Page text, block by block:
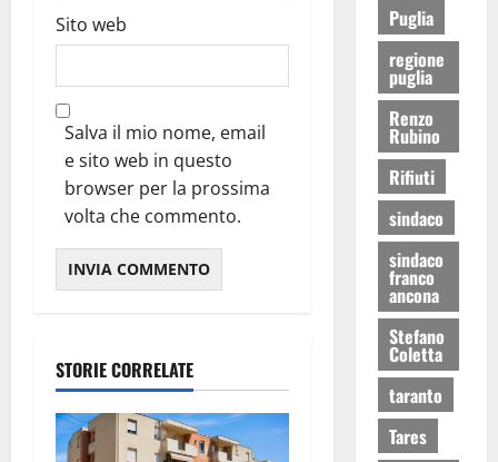
Sito web
Salva il mio nome, email
e sito web in questo
browser per la prossima
volta che commento.
STORIE CORRELATE
Puglia
regione
puglia
Renzo
Rubino
Rifiuti
sindaco
sindaco
franco
ancona
Stefano
Coletta
taranto
Tares